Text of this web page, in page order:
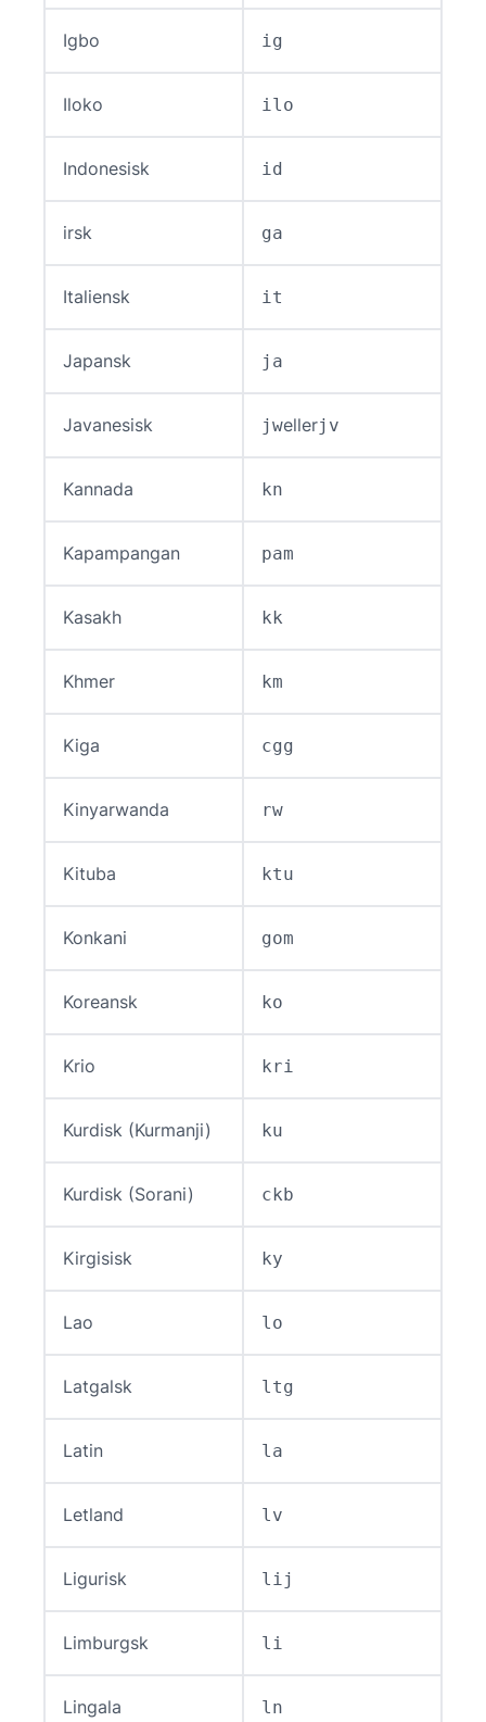
Igbo ig
Iloko ilo
Indonesisk id
irsk ga
Italiensk it
Japansk ja
Javanesisk jwellerjv
Kannada kn
Kapampangan pam
Kasakh kk
Khmer km
Kiga cgg
Kinyarwanda rw
Kituba ktu
Konkani gom
Koreansk ko
Krio kri
Kurdisk (Kurmanji) ku
Kurdisk (Sorani) ckb
Kirgisisk ky
Lao lo
Latgalsk ltg
Latin la
Letland lv
Ligurisk lij
Limburgsk li
Lingala ln